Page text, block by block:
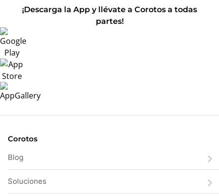
¡Descarga la App y llévate a Corotos a todas
partes!
Corotos
Blog
Soluciones